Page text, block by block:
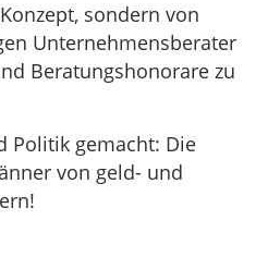
sondern von
Unternehmensberater
Beratungshonorare zu
Politik gemacht: Die
von geld- und